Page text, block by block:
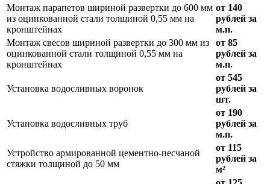
Монтаж парапетов шириной развертки до 600 мм
из оцинкованной стали толщиной 0,55 мм на
кронштейнах
от 140
рублей за
м.п.
Монтаж свесов шириной развертки до 300 мм из
оцинкованной стали толщиной 0,55 мм на
кронштейнах
от 85
рублей за
м.п.
Установка водосливных воронок
от 545
рублей за
шт.
Установка водосливных труб
от 190
рублей за
м.п.
Устройство армированной цементно-песчаной
стяжки толщиной до 50 мм
от 115
рублей за
м²